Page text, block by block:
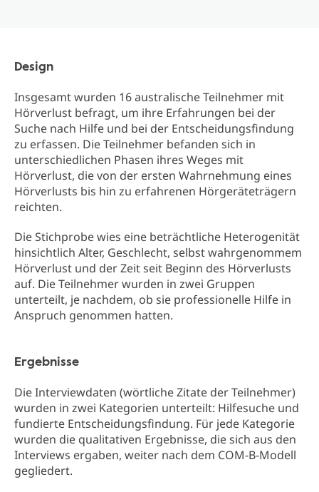
Design
Insgesamt wurden 16 australische Teilnehmer mit
Hörverlust befragt, um ihre Erfahrungen bei der
Suche nach Hilfe und bei der Entscheidungsfindung
zu erfassen. Die Teilnehmer befanden sich in
unterschiedlichen Phasen ihres Weges mit
Hörverlust, die von der ersten Wahrnehmung eines
Hörverlusts bis hin zu erfahrenen Hörgeräteträgern
reichten.
Die Stichprobe wies eine beträchtliche Heterogenität
hinsichtlich Alter, Geschlecht, selbst wahrgenommem
Hörverlust und der Zeit seit Beginn des Hörverlusts
auf. Die Teilnehmer wurden in zwei Gruppen
unterteilt, je nachdem, ob sie professionelle Hilfe in
Anspruch genommen hatten.
Ergebnisse
Die Interviewdaten (wörtliche Zitate der Teilnehmer)
wurden in zwei Kategorien unterteilt: Hilfesuche und
fundierte Entscheidungsfindung. Für jede Kategorie
wurden die qualitativen Ergebnisse, die sich aus den
Interviews ergaben, weiter nach dem COM-B-Modell
gegliedert.